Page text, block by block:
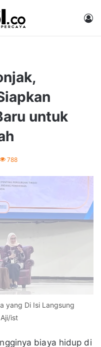
untuk
788
yang Di Isi Langsung
ist
biaya hidup di